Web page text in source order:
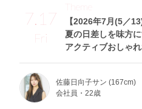
7.17
Fri
【2026年7月(5／13)
夏の日差しを味方
アクティブおしゃ
Theme
佐藤日向子サン (167cm)
会社員・22歳